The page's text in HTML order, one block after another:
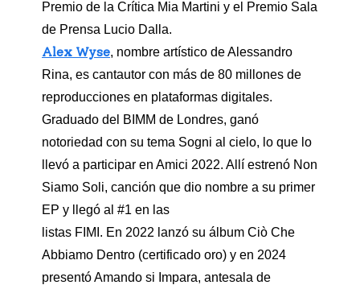
Premio de la Crítica Mia Martini y el Premio Sala
de Prensa Lucio Dalla.
Alex Wyse, nombre artístico de Alessandro
Rina, es cantautor con más de 80 millones de
reproducciones en plataformas digitales.
Graduado del BIMM de Londres, ganó
notoriedad con su tema Sogni al cielo, lo que lo
llevó a participar en Amici 2022. Allí estrenó Non
Siamo Soli, canción que dio nombre a su primer
EP y llegó al #1 en las
listas FIMI. En 2022 lanzó su álbum Ciò Che
Abbiamo Dentro (certificado oro) y en 2024
presentó Amando si Impara, antesala de